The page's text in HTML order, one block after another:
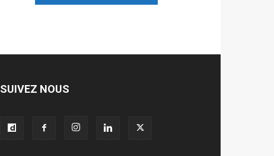
SUIVEZ NOUS